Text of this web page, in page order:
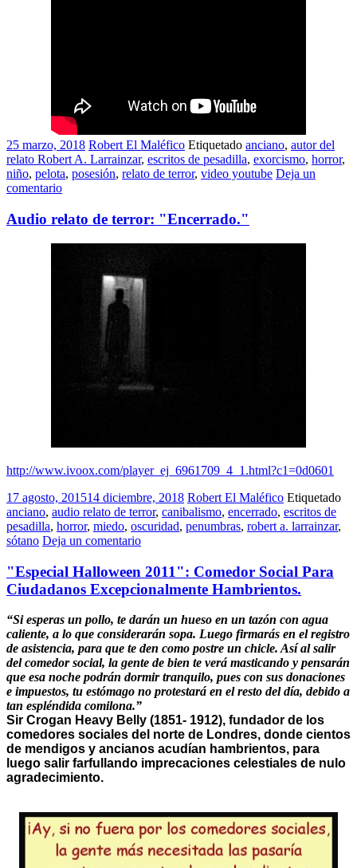
25 marzo, 2018 Robert El Maléfico Etiquetado anciano, autor del
relato Robert A. Larrainzar, escritos de pesadilla, exorcismo, horror,
niño, pelota, posesión, relato de terror, video youtube Deja un
comentario
Audio relato de terror: "Encerrado."
http://www.ivoox.com/player_ej_6961709_4_1.html?c1=0d0601
17 agosto, 201514 diciembre, 2018 Robert El Maléfico Etiquetado
anciano, audio relato de terror, canibalismo, encerrado, escritos de
pesadilla, horror, miedo, oscuridad, penumbras, robert a. larrainzar,
sótano Deja un comentario
"Especial Halloween 2011": Comedor Social Para
Ciudadanos Excepcionalmente Hambrientos.
“Si esperas un pollo, te darán un hueso en un tazón con agua
caliente, a lo que considerarán sopa. Luego firmarás en el registro
de asistencia, para que te den como postre un chicle. Así al salir
del comedor social, la gente de bien te verá masticando y pensarán
que esa noche podrán dormir tranquilo, pues con sus donaciones
e impuestos, tu estómago no protestará en el resto del día, debido a
tan espléndida comilona.”
Sir Crogan Heavy Belly (1851- 1912), fundador de los
comedores sociales del norte de Londres, donde cientos
de mendigos y ancianos acudían hambrientos, para
luego salir farfullando imprecaciones celestiales de nulo
agradecimiento.